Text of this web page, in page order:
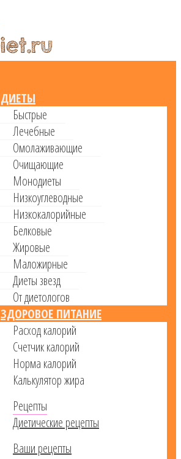
ДИЕТЫ
Быстрые
Лечебные
Омолаживающие
Очищающие
Монодиеты
Низкоуглеводные
Низкокалорийные
Белковые
Жировые
Маложирные
Диеты звезд
От диетологов
ЗДОРОВОЕ ПИТАНИЕ
Расход калорий
Cчетчик калорий
Норма калорий
Калькулятор жира
Рецепты
Диетические рецепты
Ваши рецепты